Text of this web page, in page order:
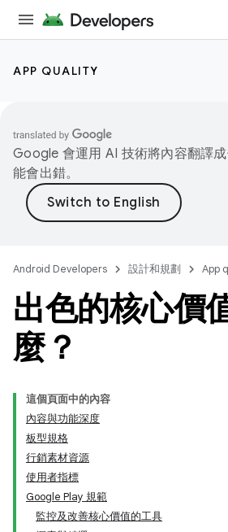
APP QUALITY
Google 會運用 AI 技術將內容翻譯
能會出錯。
Android Developers 設計和規劃 App
出色的核心價
麼？
這個頁面中的內容
內容與功能深度
板型規格
行銷素材資源
使用者指標
Google Play 規範
監控及改善核心價值的工具